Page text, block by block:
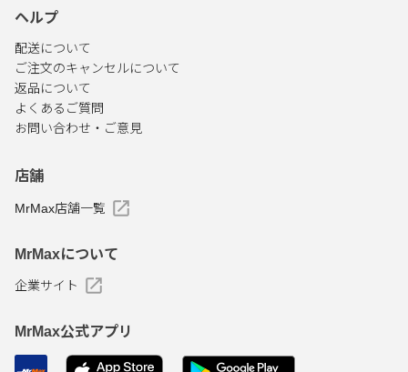
ヘルプ
配送について
ご注文のキャンセルについて
返品について
よくあるご質問
お問い合わせ・ご意見
店舗
MrMax店舗一覧
MrMaxについて
企業サイト
MrMax公式アプリ